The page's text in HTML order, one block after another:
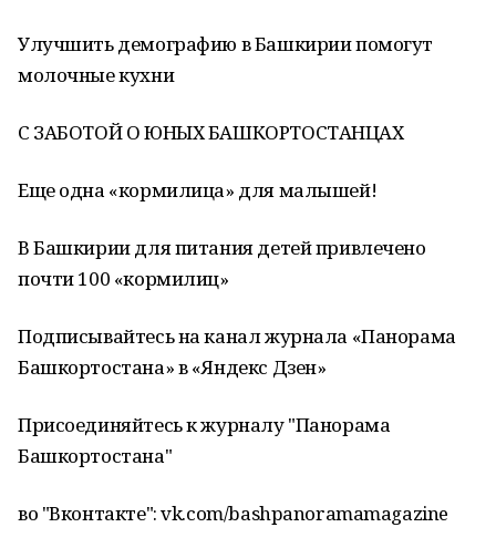
Улучшить демографию в Башкирии помогут
молочные кухни
С ЗАБОТОЙ О ЮНЫХ БАШКОРТОСТАНЦАХ
Еще одна «кормилица» для малышей!
В Башкирии для питания детей привлечено
почти 100 «кормилиц»
Подписывайтесь на канал журнала «Панорама
Башкортостана» в «Яндекс Дзен»
Присоединяйтесь к журналу "Панорама
Башкортостана"
во "Вконтакте": vk.com/bashpanoramamagazine